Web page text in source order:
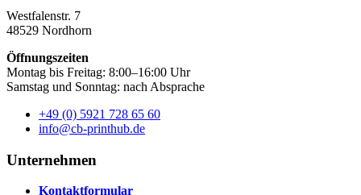
Westfalenstr. 7
48529 Nordhorn
Öffnungszeiten
Montag bis Freitag: 8:00–16:00 Uhr
Samstag und Sonntag: nach Absprache
+49 (0) 5921 728 65 60
info@cb-printhub.de
Unternehmen
Kontaktformular